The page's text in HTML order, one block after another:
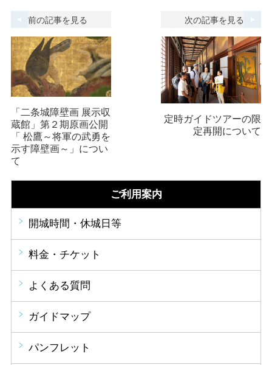
前の記事を見る
「二条城障壁画 展示収
蔵館」第２期原画公開
「 松鷹～将軍の武勇を
示す障壁画～」につい
て
次の記事を見る
定時ガイドツアーの限
定再開について
ご利用案内
開城時間・休城日等
料金・チケット
よくある質問
ガイドマップ
パンフレット